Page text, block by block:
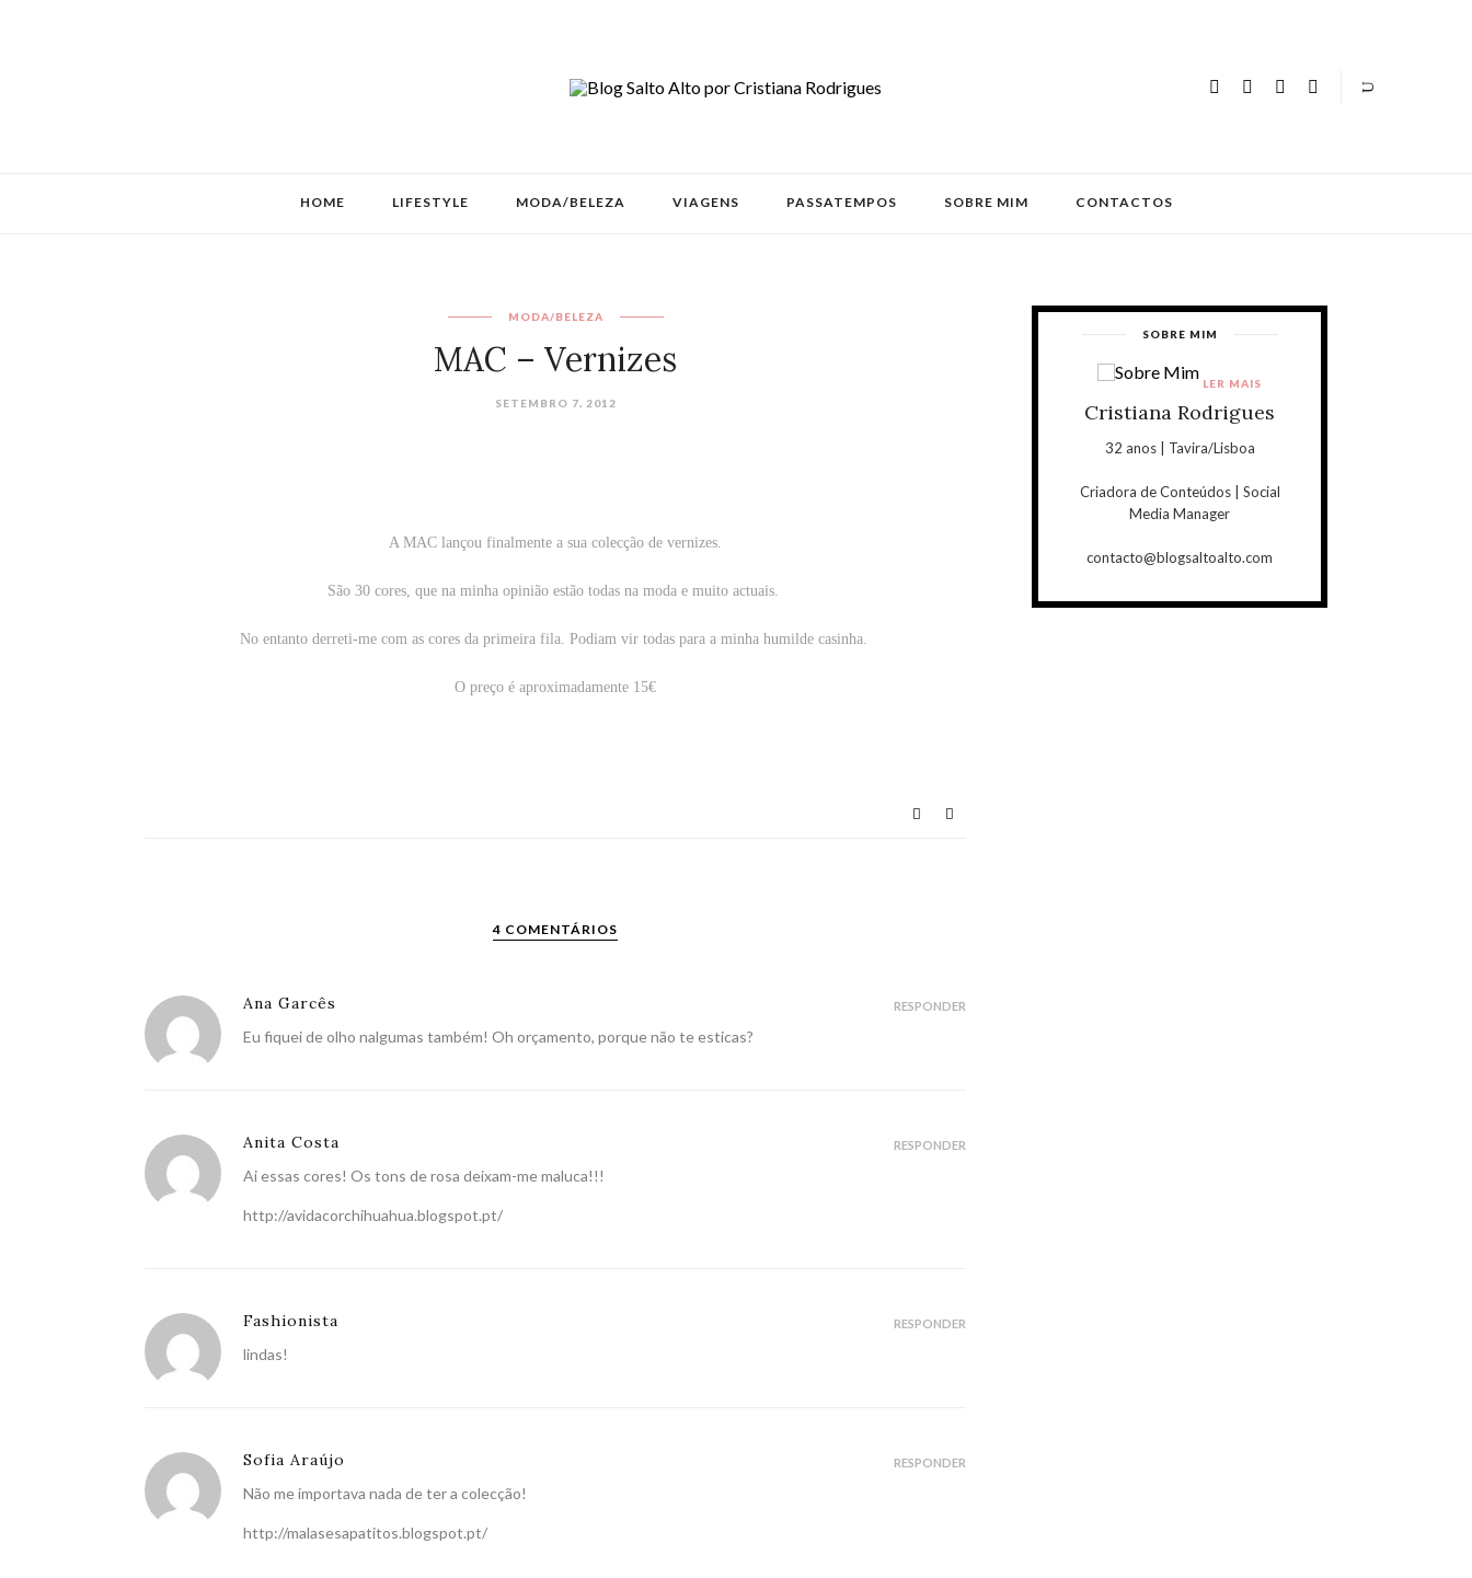
HOME LIFESTYLE MODA/BELEZA VIAGENS PASSATEMPOS SOBRE MIM CONTACTOS
MODA/BELEZA
MAC – Vernizes
SETEMBRO 7, 2012
A MAC lançou finalmente a sua colecção de vernizes.
São 30 cores, que na minha opinião estão todas na moda e muito actuais.
No entanto derreti-me com as cores da primeira fila. Podiam vir todas para a minha humilde casinha.
O preço é aproximadamente 15€
4 COMENTÁRIOS
Ana Garcês
Eu fiquei de olho nalgumas também! Oh orçamento, porque não te esticas?
RESPONDER
Anita Costa
Ai essas cores! Os tons de rosa deixam-me maluca!!!
http://avidacorchihuahua.blogspot.pt/
RESPONDER
Fashionista
lindas!
RESPONDER
Sofia Araújo
Não me importava nada de ter a colecção!
http://malasesapatitos.blogspot.pt/
RESPONDER
SOBRE MIM
Cristiana Rodrigues
32 anos | Tavira/Lisboa
Criadora de Conteúdos | Social
Media Manager
contacto@blogsaltoalto.com
LER MAIS